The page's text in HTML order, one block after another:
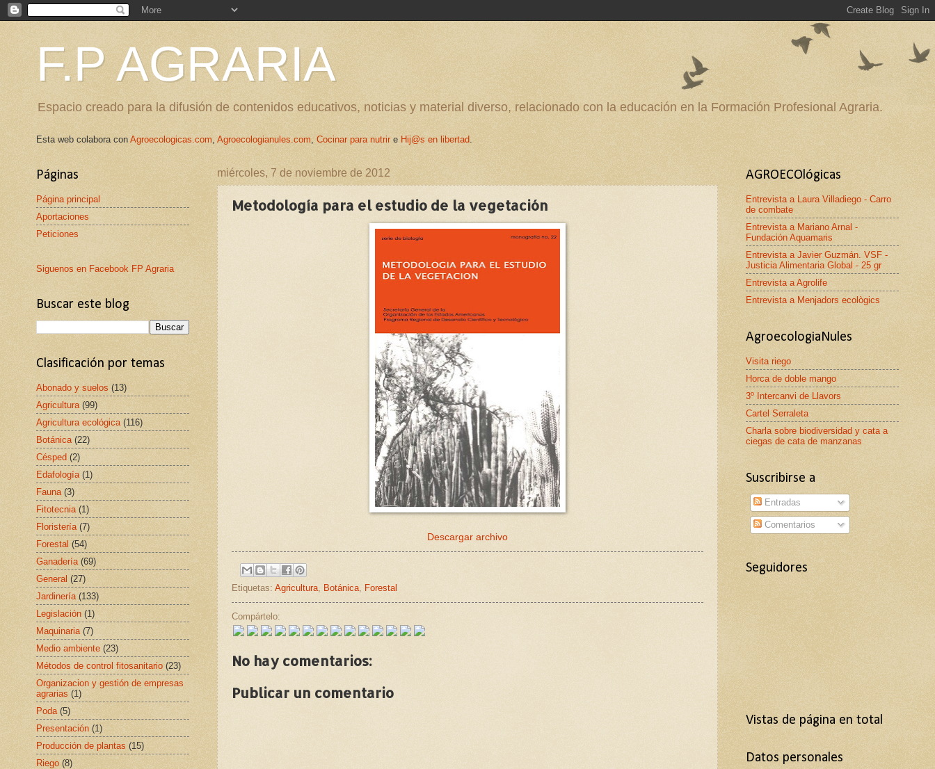
F.P AGRARIA
Espacio creado para la difusión de contenidos educativos, noticias y material diverso, relacionado con la educación en la Formación Profesional Agraria.
Esta web colabora con Agroecologicas.com, Agroecologianules.com, Cocinar para nutrir e Hij@s en libertad.
miércoles, 7 de noviembre de 2012
Metodología para el estudio de la vegetación
Descargar archivo
Etiquetas: Agricultura, Botánica, Forestal
Compártelo:
No hay comentarios:
Publicar un comentario
Páginas
Página principal
Aportaciones
Peticiones
Siguenos en Facebook FP Agraria
Buscar este blog
Clasificación por temas
Abonado y suelos (13)
Agricultura (99)
Agricultura ecológica (116)
Botánica (22)
Césped (2)
Edafología (1)
Fauna (3)
Fitotecnia (1)
Floristería (7)
Forestal (54)
Ganadería (69)
General (27)
Jardinería (133)
Legislación (1)
Maquinaria (7)
Medio ambiente (23)
Métodos de control fitosanitario (23)
Organizacion y gestión de empresas
agrarias (1)
Poda (5)
Presentación (1)
Producción de plantas (15)
Riego (8)
AGROECOlógicas
Entrevista a Laura Villadiego - Carro
de combate
Entrevista a Mariano Arnal -
Fundación Aquamaris
Entrevista a Javier Guzmán. VSF -
Justicia Alimentaria Global - 25 gr
Entrevista a Agrolife
Entrevista a Menjadors ecològics
AgroecologiaNules
Visita riego
Horca de doble mango
3º Intercanvi de Llavors
Cartel Serraleta
Charla sobre biodiversidad y cata a
ciegas de cata de manzanas
Suscribirse a
Entradas
Comentarios
Seguidores
Vistas de página en total
Datos personales